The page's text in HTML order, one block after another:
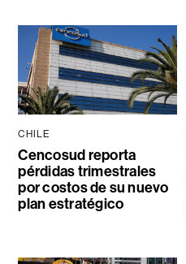
CHILE
Cencosud reporta
pérdidas trimestrales
por costos de su nuevo
plan estratégico